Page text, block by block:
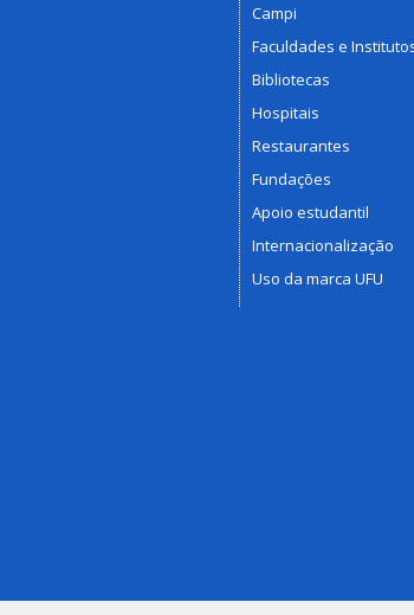
Campi
Faculdades e
Bibliotecas
Hospitais
Restaurantes
Fundações
Apoio estudantil
Internacionalização
Uso da marca UFU